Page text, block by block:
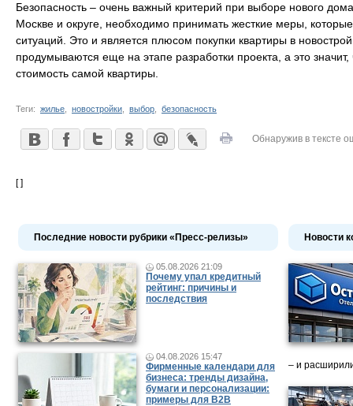
Безопасность – очень важный критерий при выборе нового
Москве и округе, необходимо принимать жесткие меры,
ситуаций. Это и является плюсом покупки квартиры в
продумываются еще на этапе разработки проекта, а это
стоимость самой квартиры.
Теги: жилье новостройки выбор безопасность
Обнаружив в тексте
[ ]
Последние новости рубрики «Пресс-релизы»
05.08.2026 21:09
Почему упал кредитный
рейтинг: причины и
последствия
04.08.2026 15:47
Фирменные календари для
бизнеса: тренды дизайна,
бумаги и персонализации:
примеры для B2B
Новости
– и